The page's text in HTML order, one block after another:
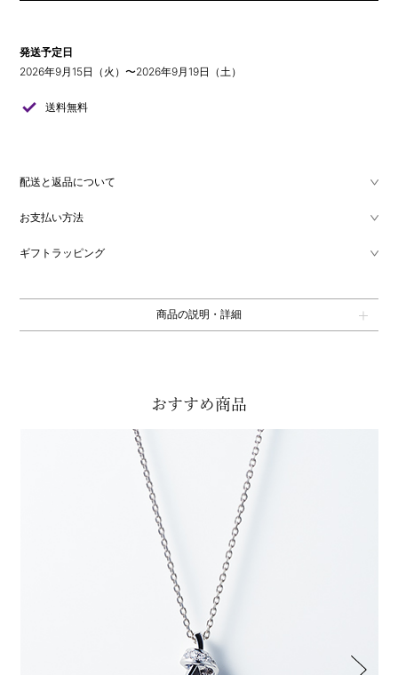
発送予定日
2026年9月15日（火）〜2026年9月19日（土）
check 送料無料
配送と返品について
お支払い方法
ギフトラッピング
商品の説明・詳細
おすすめ商品